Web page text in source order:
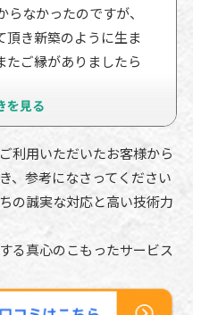
なかったのですが、
頂き新築のように生ま
たご縁がありましたら
利用いただいたお客様から
、参考になさってください
の誠実な対応と高い技術力
る真心のこもったサービス